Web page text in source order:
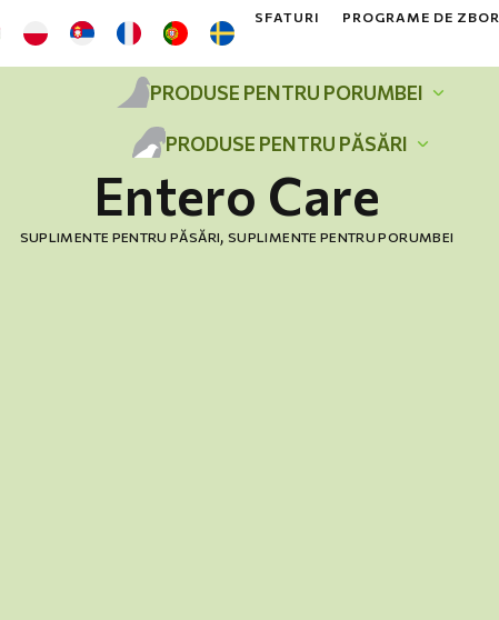
SFATURI PROGRAME DE ZBOR
PRODUSE PENTRU PORUMBEI
PRODUSE PENTRU PĂSĂRI
Entero Care
SUPLIMENTE PENTRU PĂSĂRI, SUPLIMENTE PENTRU PORUMBEI